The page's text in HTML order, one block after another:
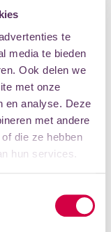
te
media te bieden
Ook delen we
met onze
en analyse. Deze
met andere
die ze hebben
hun services.
heb ik
op het
hoe ik om kan
optreden. Als ik
in de
blues en maak
Winehouse.
leven. De